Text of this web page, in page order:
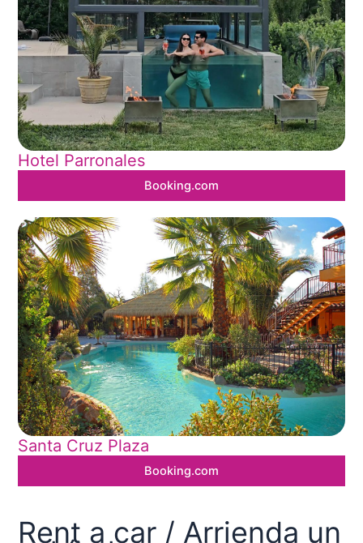
Hotel Parronales
Booking.com
Santa Cruz Plaza
Booking.com
Rent a car / Arrienda un